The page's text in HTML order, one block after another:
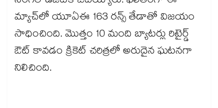
మ్యాచ్‌‌‌‌లో యూఏఈ 163 రన్స్‌‌‌‌ తేడాతో విజయం
సాధించింది. మొత్తం 10 మంది బ్యాటర్లు రిటైర్డ్
ఔట్‌‌‌‌ కావడం క్రికెట్ చరిత్రలో అరుదైన ఘటనగా
నిలిచింది.